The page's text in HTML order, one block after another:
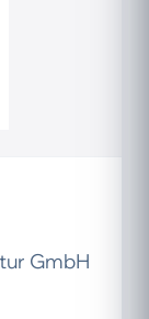
GmbH